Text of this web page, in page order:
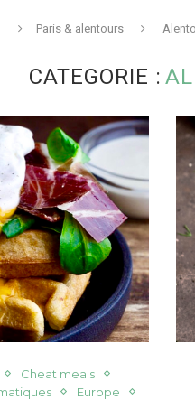
Paris & alentours
CATEGORIE :
Cheat meals
Europe